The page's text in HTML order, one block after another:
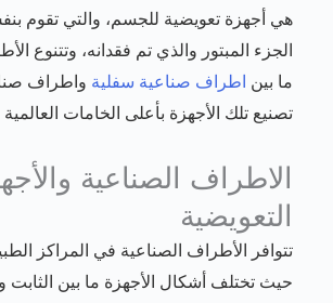
هي أجهزة تعويضية للجسم، والتي تقوم
الجزء المبتور والذي تم فقدانه، وتتنوع
ما بين اطراف صناعية سفلية واطراف
تصنيع تلك الأجهزة بأعلى الخامات
الاطراف الصناعية
التعويضية
تتوافر الأطراف الصناعية في المراكز
حيث تختلف أشكال الأجهزة ما بين الثابت